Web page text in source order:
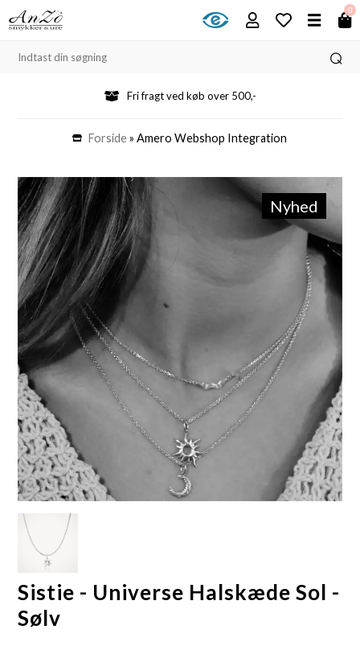
0
Fri fragt ved køb over 500,-
Forside»Amero Webshop Integration
Nyhed
Sistie - Universe Halskæde Sol -
Sølv